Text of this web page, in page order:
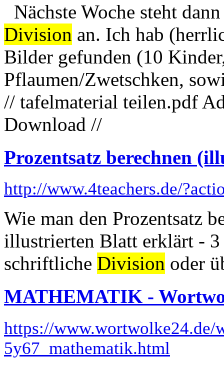
Nächste Woche steht
Division an. Ich hab
Bilder gefunden (10
Pflaumen/Zwetschken,
// tafelmaterial teilen.pdf
Download //
Prozentsatz berechnen
http://www.4teachers.de/
Wie man den Prozentsatz
illustrierten Blatt erklärt -
schriftliche Division oder
MATHEMATIK -
https://www.wortwolke24.de/
5y67_mathematik.html